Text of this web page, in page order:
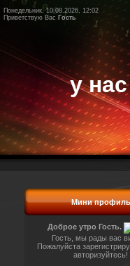
Понедельник, 10.08.2026, 12:02
Приветствую Вас Гость
у
Мини профиль
Доброе утро Гость.
Гость, мы рады вас
Пожалуйста
авторизуйтесь!